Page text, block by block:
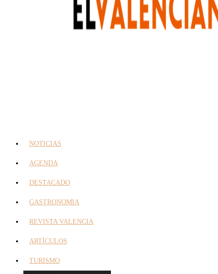
NOTICIAS
AGENDA
DESTACADO
GASTRONOMIA
REVISTA VALENCIA
ARTÍCULOS
TURISMO